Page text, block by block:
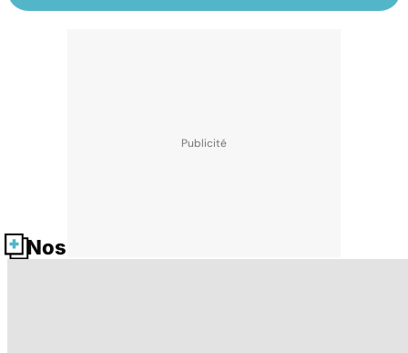
Nos fiches santé